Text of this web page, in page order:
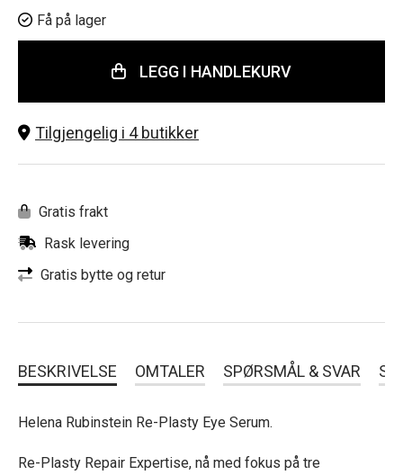
Få på lager
LEGG I HANDLEKURV
Tilgjengelig i 4 butikker
Gratis frakt
Rask levering
Gratis bytte og retur
BESKRIVELSE OMTALER SPØRSMÅL & SVAR
Helena Rubinstein Re-Plasty Eye Serum.
Re-Plasty Repair Expertise, nå med fokus på tre